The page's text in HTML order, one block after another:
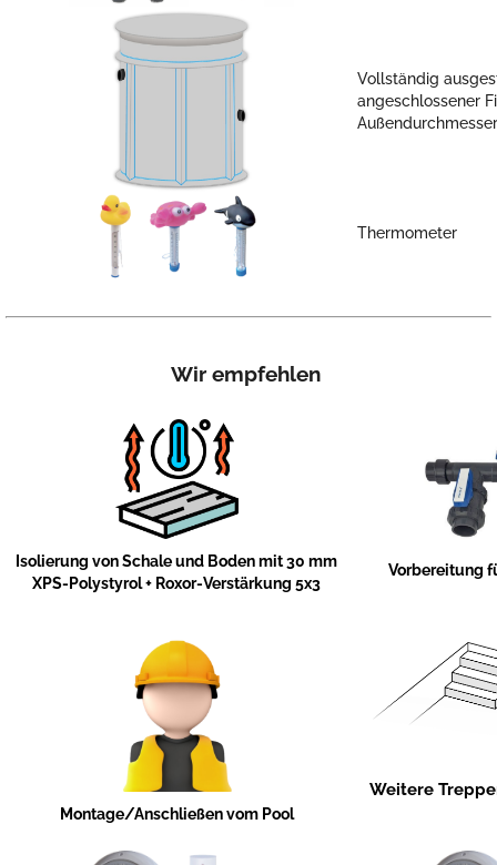
Vollständig
angeschlossener
Thermometer
Wir empfehlen
Isolierung von Schale und Boden mit 30 mm
XPS-Polystyrol + Roxor-Verstärkung 5x3
Vorbereitung
Montage/Anschließen vom Pool
Weitere